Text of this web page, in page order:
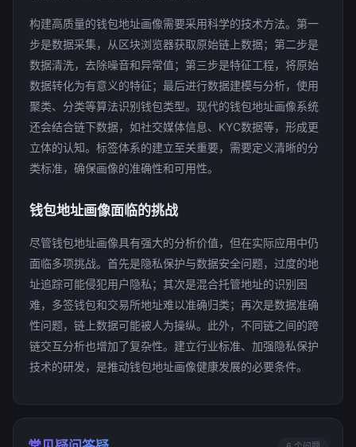
构建高质量的钱包地址画像需要采用科学的技术方法。第一
步是数据采集，从区块浏览器获取原始链上数据；第二步是
数据清洗，去除噪音和异常值；第三步是特征工程，将原始
数据转化为有意义的特征；最后进行数据建模与分析，使用
聚类、分类等算法识别钱包类型。现代的钱包地址画像系统
还会结合链下数据，如社交媒体信息、KYC数据等，形成更
立体的认知。标签体系的建立至关重要，需要定义清晰的分
类标准，确保画像的准确性和可用性。
钱包地址画像面临的挑战
尽管钱包地址画像具有强大的分析价值，但在实际应用中仍
面临多项挑战。首先是隐私保护与数据安全问题，过度的地
址追踪可能侵犯用户隐私；其次是混合托管地址的识别困
难，多签钱包和交易所地址难以准确归类；再次是数据准确
性问题，链上数据可能被人为操纵。此外，不同链之间的跨
链交互分析也增加了复杂性。建立行业标准、加强隐私保护
技术的研发，是推动钱包地址画像健康发展的必要条件。